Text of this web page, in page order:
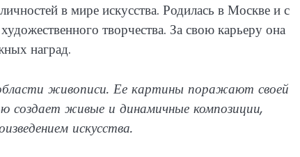
в мире искусства. Родилась в Москве и с
творчества. За свою карьеру она
наград.
живописи. Ее картины поражают своей
создает живые и динамичные композиции,
искусства.